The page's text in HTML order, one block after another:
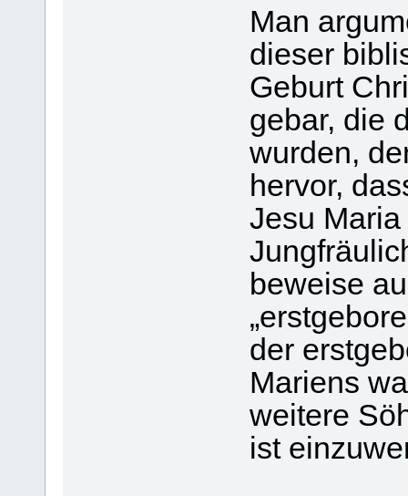
Man
dieser
Geburt
gebar, die
wurden,
hervor,
Jesu Maria
beweise
der
Mariens
weitere
ist